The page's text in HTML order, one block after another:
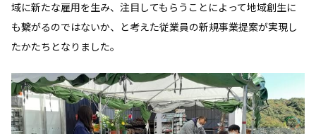
域に新たな雇用を生み、注目してもらうことによって地域創生に
も繋がるのではないか、と考えた従業員の新規事業提案が実現し
たかたちとなりました。